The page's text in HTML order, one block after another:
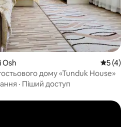
Osh Середня
5 (4)
дому «Tunduk House»
· Піший доступ